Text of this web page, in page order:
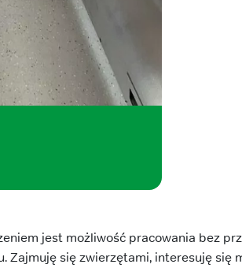
jest możliwość pracowania bez
Zajmuję się zwierzętami, interesuję się